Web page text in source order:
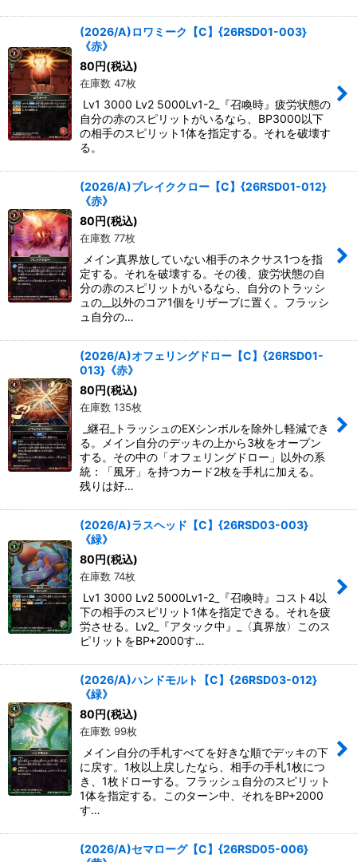
(2026/A)ロワミーク【C】{26RSD01-003}
《赤》
80円(税込)
在庫数 47枚
Lv1 3000 Lv2 5000Lv1-2_『召喚時』疲労状態の
自分の赤のスピリットがいるなら、BP3000以下
の相手のスピリット1体を指定する。それを破壊す
る。
(2026/A)ブレイククロー【C】{26RSD01-012}
《赤》
80円(税込)
在庫数 77枚
メイン真界放していない相手のネクサス1つを指
定する。それを破壊する。その後、疲労状態の自
分の赤のスピリットがいるなら、自分のトラッシ
ュの__以外のコア1個をリザーブに置く。フラッシ
ュ自分の…
(2026/A)オフェリングドロー【C】{26RSD01-
013}《赤》
80円(税込)
在庫数 135枚
_継召_トラッシュのEXシンボルを除外し軽減でき
る。メイン自分のデッキの上から3枚をオープン
する。その中の「オフェリングドロー」以外の系
統：「風牙」を持つカード2枚を手札に加える。
残りは好…
(2026/A)ラスヘッド【C】{26RSD03-003}
《緑》
80円(税込)
在庫数 74枚
Lv1 3000 Lv2 5000Lv1-2_『召喚時』コスト4以
下の相手のスピリット1体を指定できる。それを疲
労させる。Lv2_『アタック中』_〈真界放〉このス
ピリットをBP+2000す…
(2026/A)ハンドモルト【C】{26RSD03-012}
《緑》
80円(税込)
在庫数 99枚
メイン自分の手札すべてを好きな順でデッキの下
に戻す。1枚以上戻したなら、相手の手札1枚につ
き、1枚ドローする。フラッシュ自分のスピリット
1体を指定する。このターン中、それをBP+2000
す…
(2026/A)セマローグ【C】{26RSD05-006}